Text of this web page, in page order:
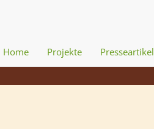
Home Projekte Presseartikel